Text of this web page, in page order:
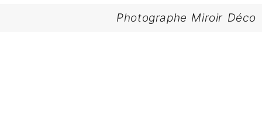
Photographe Miroir Déco